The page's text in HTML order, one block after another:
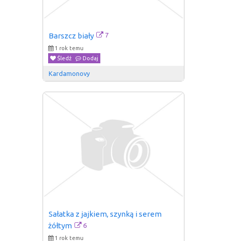
Barszcz biały 7
1 rok temu
Śledź
Dodaj
Kardamonovy
Sałatka z jajkiem, szynką i serem
żółtym
6
1 rok temu